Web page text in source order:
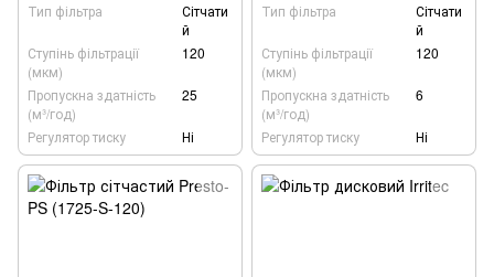
Тип фільтра
Сітчати
й
Ступінь фільтрації
(мкм)
120
Пропускна здатність
(м³/год)
25
Регулятор тиску Ні
Тип фільтра
Сітчати
й
Ступінь фільтрації
(мкм)
120
Пропускна здатність
(м³/год)
6
Регулятор тиску Ні